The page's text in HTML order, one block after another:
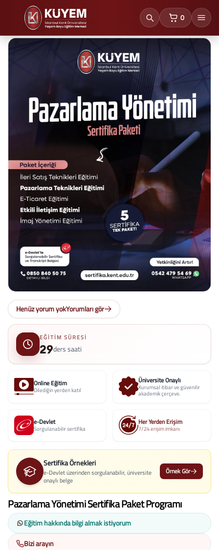
0
sepetteki
Henüz yorum yokYorumları gör
EĞITIM SÜRESI
29ders saati
Online Eğitim
Dilediğin yerden katıl
Üniversite Onaylı
Kurumsal itibar ve güvenilir
akademik çerçeve.
e-Devlet
Sorgulanabilir sertifika
Her Yerden Erişim
7/24 erişim imkanı
Sertifika Örnekleri
e-Devlet üzerinden sorgulanabilir, üniversite
onaylı belge
Örnek Gör
Pazarlama Yönetimi Sertifika Paket Programı
Eğitim hakkında bilgi almak istiyorum
Bizi arayın